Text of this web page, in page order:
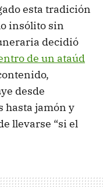
esta tradición
insólito sin
decidió
de un ataúd
desde
hasta jamón y
llevarse “si el